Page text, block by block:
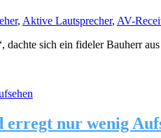
, Aktive Lautsprecher, AV-
dachte sich ein fideler Bauherr
nur wenig